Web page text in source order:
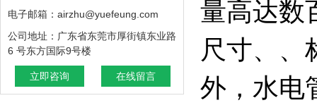
电子邮箱：airzhu@yuefeung.com
公司地址：广东省东莞市厚街镇东业路
6 号东方国际9号楼
立即咨询 在线留言
量高达数
尺寸、、
外，水电